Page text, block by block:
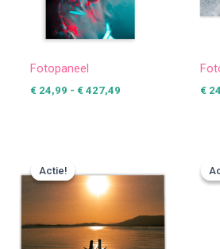
Fotopaneel
€24,99 - €427,49 €
Actie!
Actie!
tot